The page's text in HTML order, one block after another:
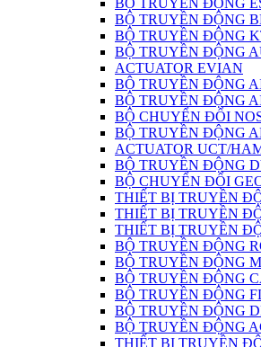
BỘ TRUYỀN ĐỘNG
BỘ TRUYỀN ĐỘNG
BỘ TRUYỀN ĐỘNG
BỘ TRUYỀN ĐỘNG
ACTUATOR EVIAN
BỘ TRUYỀN ĐỘNG
BỘ TRUYỀN ĐỘNG
BỘ CHUYỂN ĐỔI
BỘ TRUYỀN ĐỘNG
ACTUATOR UCT/
BỘ TRUYỀN ĐỘNG
BỘ CHUYỂN ĐỔI
THIẾT BỊ TRUYỀN
THIẾT BỊ TRUYỀN
THIẾT BỊ TRUYỀN
BỘ TRUYỀN ĐỘNG
BỘ TRUYỀN ĐỘNG
BỘ TRUYỀN ĐỘNG
BỘ TRUYỀN ĐỘNG
BỘ TRUYỀN ĐỘNG
BỘ TRUYỀN ĐỘNG
THIẾT BỊ TRUYỀN